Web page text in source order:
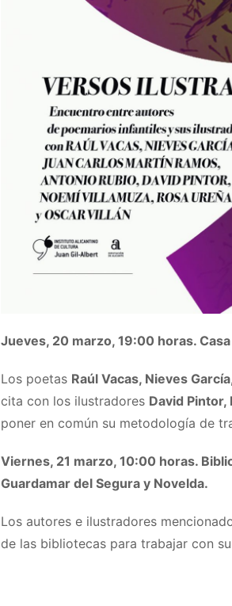
Jueves, 20 marzo, 19:00 horas.
Los poetas Raúl Vacas, Nieves
cita con los ilustradores David Pintor,
poner en común su metodología de
Viernes, 21 marzo, 10:00 horas.
Guardamar del Segura y Novelda.
Los autores e ilustradores
de las bibliotecas para trabajar con